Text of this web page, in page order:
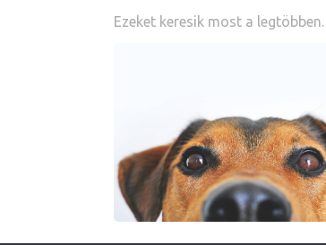
Ezeket keresik most a legtöbben.